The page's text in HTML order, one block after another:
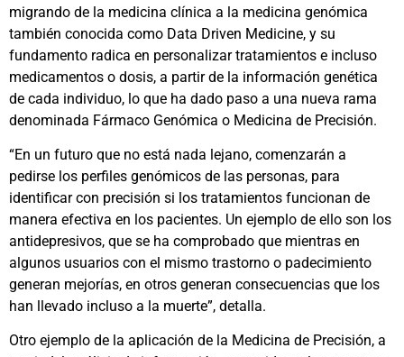
migrando de la medicina clínica a la medicina genómica
también conocida como Data Driven Medicine, y su
fundamento radica en personalizar tratamientos e incluso
medicamentos o dosis, a partir de la información genética
de cada individuo, lo que ha dado paso a una nueva rama
denominada Fármaco Genómica o Medicina de Precisión.
“En un futuro que no está nada lejano, comenzarán a
pedirse los perfiles genómicos de las personas, para
identificar con precisión si los tratamientos funcionan de
manera efectiva en los pacientes. Un ejemplo de ello son los
antidepresivos, que se ha comprobado que mientras en
algunos usuarios con el mismo trastorno o padecimiento
generan mejorías, en otros generan consecuencias que los
han llevado incluso a la muerte”, detalla.
Otro ejemplo de la aplicación de la Medicina de Precisión, a